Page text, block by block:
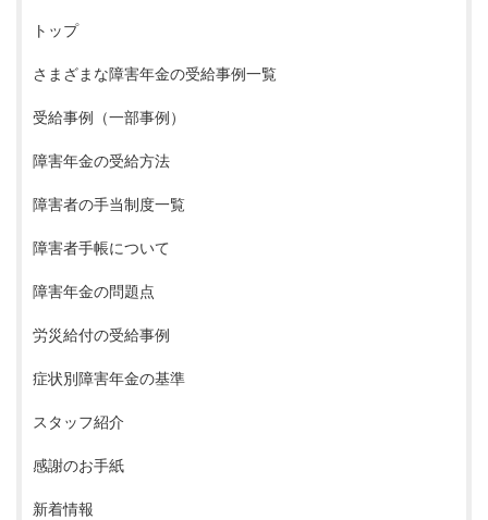
トップ
さまざまな障害年金の受給事例一覧
受給事例（一部事例）
障害年金の受給方法
障害者の手当制度一覧
障害者手帳について
障害年金の問題点
労災給付の受給事例
症状別障害年金の基準
スタッフ紹介
感謝のお手紙
新着情報